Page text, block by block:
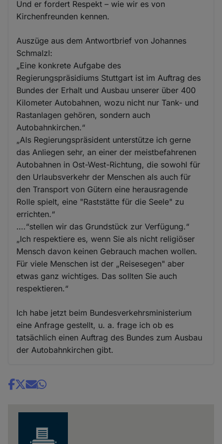
Und er fordert Respekt – wie wir es von
Kirchenfreunden kennen.
Auszüge aus dem Antwortbrief von Johannes
Schmalzl:
„Eine konkrete Aufgabe des
Regierungspräsidiums Stuttgart ist im Auftrag des
Bundes der Erhalt und Ausbau unserer über 400
Kilometer Autobahnen, wozu nicht nur Tank- und
Rastanlagen gehören, sondern auch
Autobahnkirchen.“
„Als Regierungspräsident unterstütze ich gerne
das Anliegen sehr, an einer der meistbefahrenen
Autobahnen in Ost-West-Richtung, die sowohl für
den Urlaubsverkehr der Menschen als auch für
den Transport von Gütern eine herausragende
Rolle spielt, eine "Raststätte für die Seele" zu
errichten.“
….“stellen wir das Grundstück zur Verfügung.“
„Ich respektiere es, wenn Sie als nicht religiöser
Mensch davon keinen Gebrauch machen wollen.
Für viele Menschen ist der „Reisesegen" aber
etwas ganz wichtiges. Das sollten Sie auch
respektieren.“
Ich habe jetzt beim Bundesverkehrsministerium
eine Anfrage gestellt, u. a. frage ich ob es
tatsächlich einen Auftrag des Bundes zum Ausbau
der Autobahnkirchen gibt.
Share